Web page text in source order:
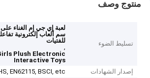
منتوج وصف
تسليط الضوء
سم ألعاب إلكترونية
للفتيات
,
Plush Electronic
Interactive Toys
إصدار الشهادات
EN62115, BSCI, etc